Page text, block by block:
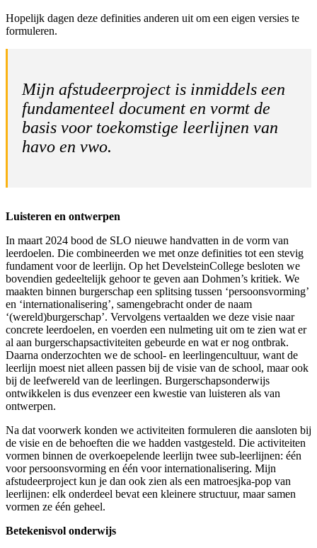
Hopelijk dagen deze definities anderen uit om een eigen versies te
formuleren.
Mijn afstudeerproject is inmiddels een
fundamenteel document en vormt de
basis voor toekomstige leerlijnen van
havo en vwo.
Luisteren en ontwerpen
In maart 2024 bood de SLO nieuwe handvatten in de vorm van
leerdoelen. Die combineerden we met onze definities tot een stevig
fundament voor de leerlijn. Op het DevelsteinCollege besloten we
bovendien gedeeltelijk gehoor te geven aan Dohmen’s kritiek. We
maakten binnen burgerschap een splitsing tussen ‘persoonsvorming’
en ‘internationalisering’, samengebracht onder de naam
‘(wereld)burgerschap’. Vervolgens vertaalden we deze visie naar
concrete leerdoelen, en voerden een nulmeting uit om te zien wat er
al aan burgerschapsactiviteiten gebeurde en wat er nog ontbrak.
Daarna onderzochten we de school- en leerlingencultuur, want de
leerlijn moest niet alleen passen bij de visie van de school, maar ook
bij de leefwereld van de leerlingen. Burgerschapsonderwijs
ontwikkelen is dus evenzeer een kwestie van luisteren als van
ontwerpen.
Na dat voorwerk konden we activiteiten formuleren die aansloten bij
de visie en de behoeften die we hadden vastgesteld. Die activiteiten
vormen binnen de overkoepelende leerlijn twee sub-leerlijnen: één
voor persoonsvorming en één voor internationalisering. Mijn
afstudeerproject kun je dan ook zien als een matroesjka-pop van
leerlijnen: elk onderdeel bevat een kleinere structuur, maar samen
vormen ze één geheel.
Betekenisvol onderwijs